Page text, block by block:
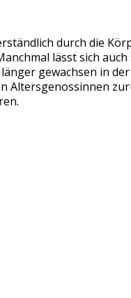
durch die
lässt sich
gewachsen in
Altersgenossinnen